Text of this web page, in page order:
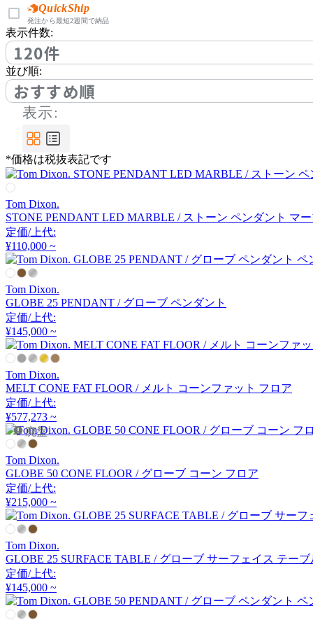
アノニマカステッリ
Another Garden
アナザーガーデン
ARIAKE
アリアケ
arper
アルペール
arrmet
アーメット
ART WORK STUDIO
アートワークスタジオ
アルテック
アルテミデ
ARUNAi
QuickShip
発注から最短2週間で納品
表示件数:
120件
並び順:
おすすめ順
表示:
*価格は税抜表記です
Tom Dixon.
STONE PENDANT LED MARBLE / ストーン ペンダント マ
定価/上代:
¥110,000 ~
Tom Dixon.
GLOBE 25 PENDANT / グローブ ペンダント
定価/上代:
¥145,000 ~
Tom Dixon.
MELT CONE FAT FLOOR / メルト コーンファット フロア
定価/上代:
¥577,273 ~
廃盤
Tom Dixon.
GLOBE 50 CONE FLOOR / グローブ コーン フロア
定価/上代:
¥215,000 ~
Tom Dixon.
GLOBE 25 SURFACE TABLE / グローブ サーフェイス テーブ
定価/上代:
¥145,000 ~